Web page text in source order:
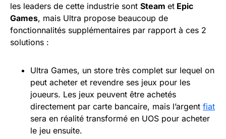
les leaders de cette industrie sont Steam et Epic
Games, mais Ultra propose beaucoup de
fonctionnalités supplémentaires par rapport à ces 2
solutions :
Ultra Games, un store très complet sur lequel on
peut acheter et revendre ses jeux pour les
joueurs. Les jeux peuvent être achetés
directement par carte bancaire, mais l’argent fiat
sera en réalité transformé en UOS pour acheter
le jeu ensuite.